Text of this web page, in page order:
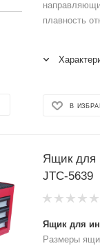
плавность
В
Ящик для
JTC-5639
Ящик для
Размеры